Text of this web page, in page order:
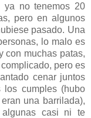
ya no tenemos 20
pero en algunos
pasado. Una
lo malo es
con muchas patas,
pero es
cenar juntos
los cumples (hubo
una barrilada),
algunas casi ni te